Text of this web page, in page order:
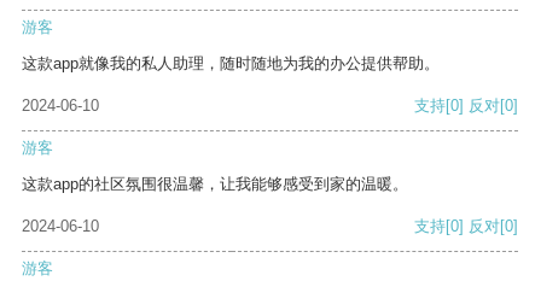
游客
这款app就像我的私人助理，随时随地为我的办公提供帮助。
2024-06-10 支持[0] 反对[0]
游客
这款app的社区氛围很温馨，让我能够感受到家的温暖。
2024-06-10 支持[0] 反对[0]
游客